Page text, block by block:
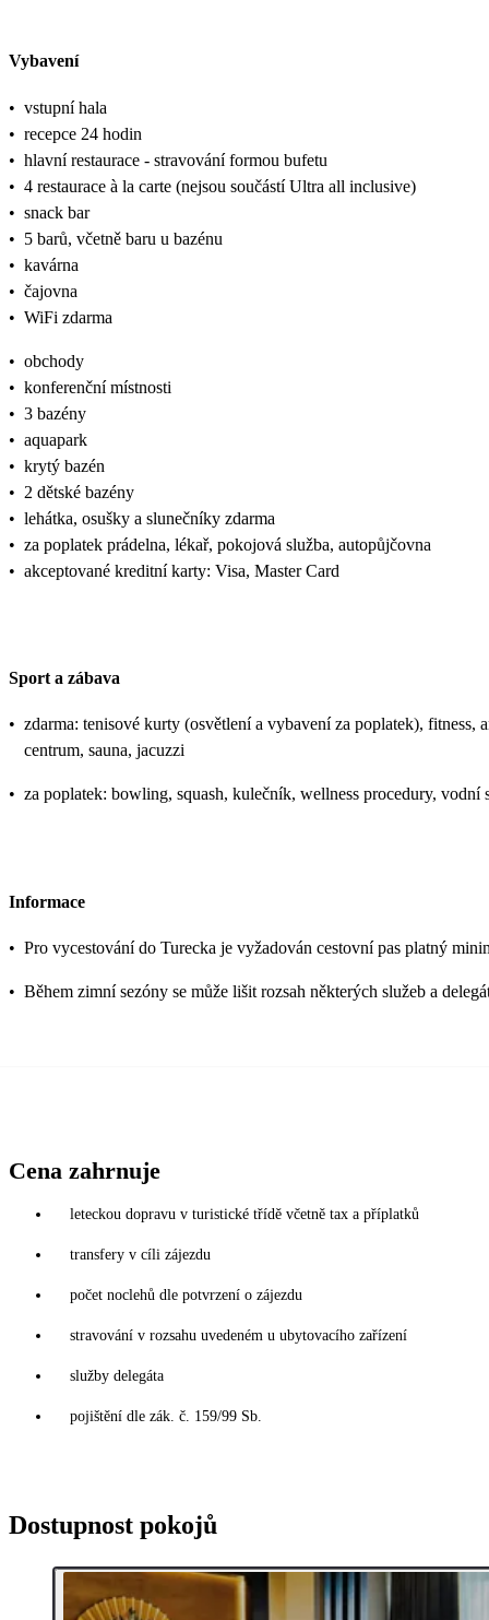
Vybavení
• vstupní hala
• recepce 24 hodin
• hlavní restaurace - stravování formou bufetu
• 4 restaurace à la carte (nejsou součástí Ultra all inclusive)
• snack bar
• 5 barů, včetně baru u bazénu
• kavárna
• čajovna
• WiFi zdarma
• obchody
• konferenční místnosti
• 3 bazény
• aquapark
• krytý bazén
• 2 dětské bazény
• lehátka, osušky a slunečníky zdarma
• za poplatek prádelna, lékař, pokojová služba, autopůjčovna
• akceptované kreditní karty: Visa, Master Card
Sport a zábava
• zdarma: tenisové kurty (osvětlení a vybavení za poplatek),
centrum, sauna, jacuzzi
• za poplatek: bowling, squash, kulečník, wellness procedury, vodní
Informace
• Pro vycestování do Turecka je vyžadován cestovní pas platný
• Během zimní sezóny se může lišit rozsah některých služeb a
Cena zahrnuje
leteckou dopravu v turistické třídě včetně tax a příplatků
transfery v cíli zájezdu
počet noclehů dle potvrzení o zájezdu
stravování v rozsahu uvedeném u ubytovacího zařízení
služby delegáta
pojištění dle zák. č. 159/99 Sb.
Dostupnost pokojů